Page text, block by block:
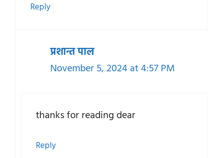
Reply
प्रशान्त पाल
November 5, 2024 at 4:57 PM
thanks for reading dear
Reply